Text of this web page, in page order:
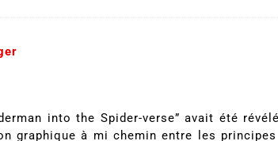
into the Spider-verse” avait été
graphique à mi chemin entre les